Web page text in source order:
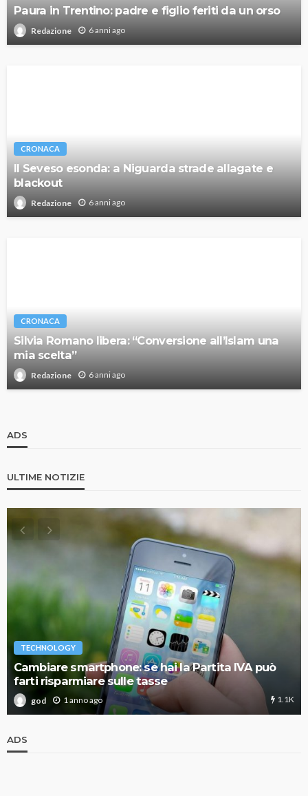
Paura in Trentino: padre e figlio feriti da un orso
Redazione 6 anni ago
CRONACA
Il Seveso esonda: a Niguarda strade allagate e
blackout
Redazione 6 anni ago
CRONACA
Silvia Romano libera: “Conversione all’Islam una
mia scelta”
Redazione 6 anni ago
ADS
ULTIME NOTIZIE
TECHNOLOGY
Cambiare smartphone: se hai la Partita IVA può
farti risparmiare sulle tasse
god 1 anno ago 1.1K
ADS